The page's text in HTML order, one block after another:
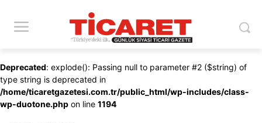
Deprecated: explode(): Passing null to parameter #2 ($string) of
type string is deprecated in
/home/ticaretgazetesi.com.tr/public_html/wp-includes/class-
wp-duotone.php on line 1194